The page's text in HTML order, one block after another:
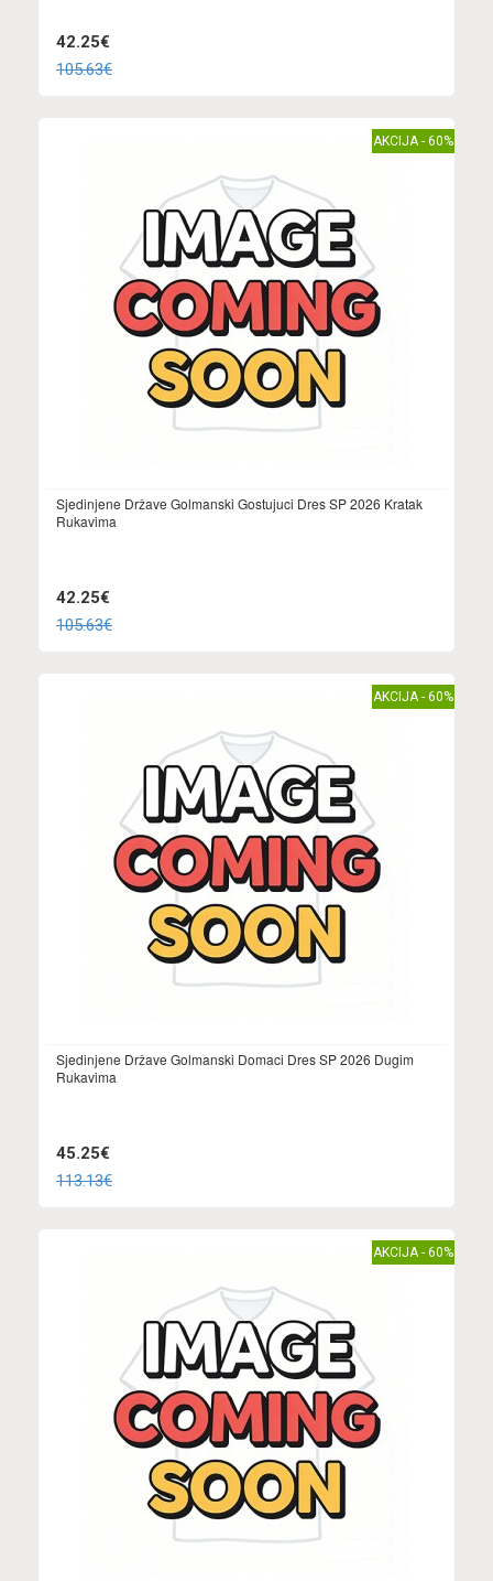
42.25€
105.63€
AKCIJA - 60%
Sjedinjene Države Golmanski Gostujuci Dres SP 2026 Kratak
Rukavima
42.25€
105.63€
AKCIJA - 60%
Sjedinjene Države Golmanski Domaci Dres SP 2026 Dugim
Rukavima
45.25€
113.13€
AKCIJA - 60%